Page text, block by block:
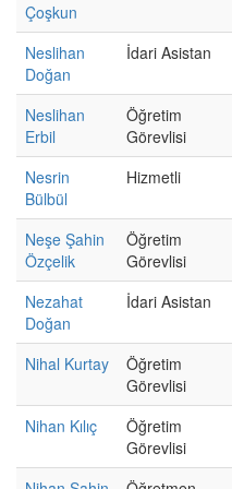
Çoşkun
Neslihan
Doğan
İdari Asistan
Neslihan
Erbil
Öğretim
Görevlisi
Nesrin
Bülbül
Hizmetli
Neşe Şahin
Özçelik
Öğretim
Görevlisi
Nezahat
Doğan
İdari Asistan
Nihal Kurtay
Öğretim
Görevlisi
Nihan Kılıç
Öğretim
Görevlisi